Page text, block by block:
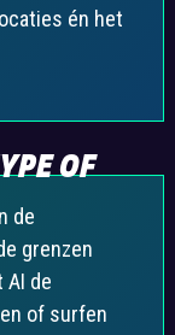
én het
OF
de
grenzen
AI de
of surfen